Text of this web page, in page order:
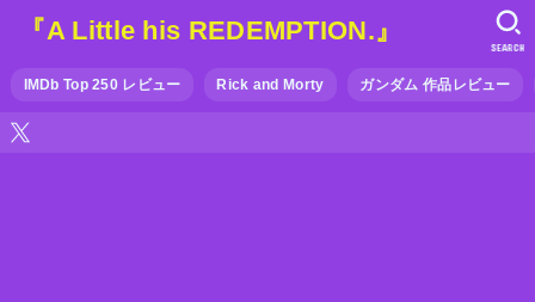
『A Little his REDEMPTION.』
IMDb Top 250 レビュー Rick and Morty ガンダム 作品レビュー
SEARCH